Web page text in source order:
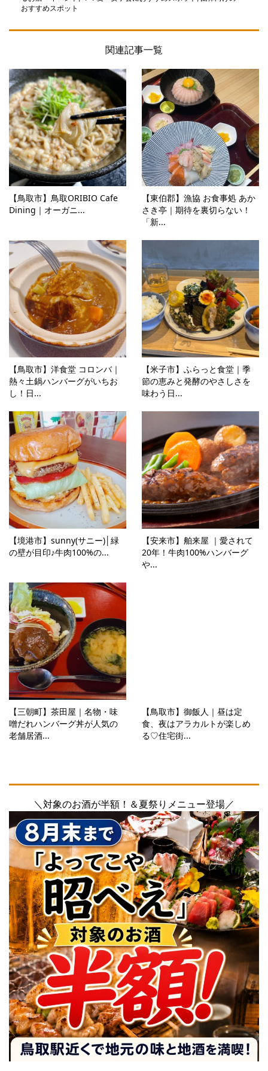
おすすめスポット
関連記事一覧
【鳥取市】鳥取ORIBIO Cafe
Dining｜オーガニ...
【東伯郡】漁協 お食事処 あか
さき亭｜期待を裏切らない！
「新...
【鳥取市】洋食堂 コロンバ｜
熱々土鍋ハンバーグがいちお
し！日...
【米子市】ふらっと食堂｜季
節の恵みと発酵のやさしさを
味わう日...
【境港市】sunny(サニー)│緑
の壁が目印♪牛肉100%の...
【安来市】舶来屋 ｜愛されて
20年！牛肉100%ハンバーグ
や...
【三朝町】茶田屋｜名物・味
噌だれハンバーグ丼が人気の
老舗居酒...
【鳥取市】御飯人｜昼は定
食、夜はアラカルトが楽しめ
る♡住宅街...
＼対象のお酒が半額！＆夏祭りメニュー登場／